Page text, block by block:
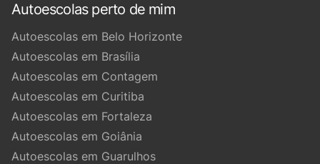
Autoescolas perto de mim
Autoescolas em Belo Horizonte
Autoescolas em Brasília
Autoescolas em Contagem
Autoescolas em Curitiba
Autoescolas em Fortaleza
Autoescolas em Goiânia
Autoescolas em Guarulhos